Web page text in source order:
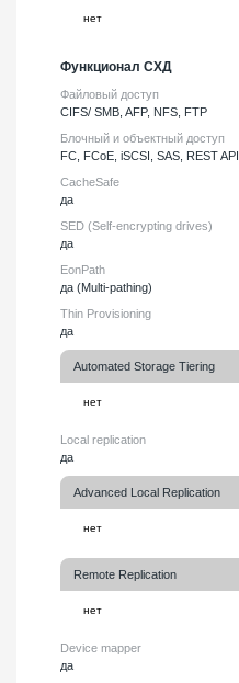
Функционал СХД
Файловый доступ
CIFS/ SMB, AFP, NFS, FTP
Блочный и объектный доступ
FC, FCoE, iSCSI, SAS, REST API
CacheSafe
да
SED (Self-encrypting drives)
да
EonPath
да (Multi-pathing)
Thin Provisioning
да
Automated Storage Tiering
Local replication
да
Advanced Local Replication
Remote Replication
Device mapper
да